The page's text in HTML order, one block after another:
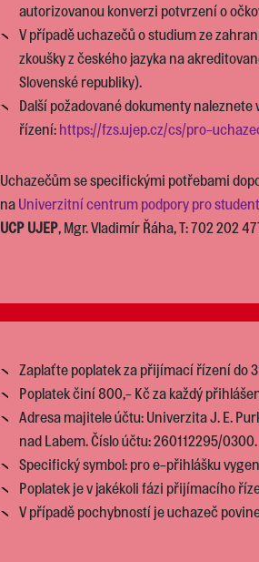
autorizovanou konverzi potvrzení o
V případě uchazečů o studium ze
zkoušky z českého jazyka na
Slovenské republiky).
Další požadované dokumenty
řízení: https://fzs.ujep.cz/cs/pro-
Uchazečům se specifickými potřebami
na Univerzitní centrum podpory pro
UCP UJEP, Mgr. Vladimír Řáha, T: 702 202
Zaplaťte poplatek za přijímací řízení do
Poplatek činí 800,- Kč za každý
Adresa majitele účtu: Univerzita J. E.
nad Labem. Číslo účtu: 260112295/
Specifický symbol: pro e-přihlášku
Poplatek je v jakékoli fázi přijímacího
V případě pochybností je uchazeč